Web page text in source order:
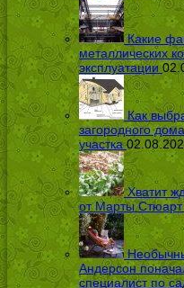
Какие
металлических
эксплуатации
Как
загородного
участка
Хватит
от Марты Стюарт
Андерсон
специалист по